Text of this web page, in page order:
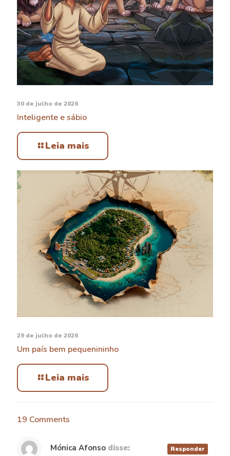
30 de julho de 2026
Inteligente e sábio
Leia mais
29 de julho de 2026
Um país bem pequenininho
Leia mais
19 Comments
Mónica Afonso disse: Responder